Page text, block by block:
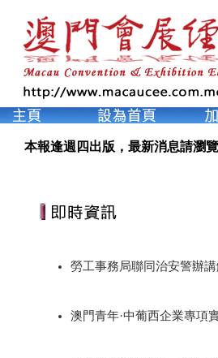
本報逢週四出版，最新消息請瀏
勞工事務局聯同治安警辦
2026
澳門青年·中葡西企業專項
2026